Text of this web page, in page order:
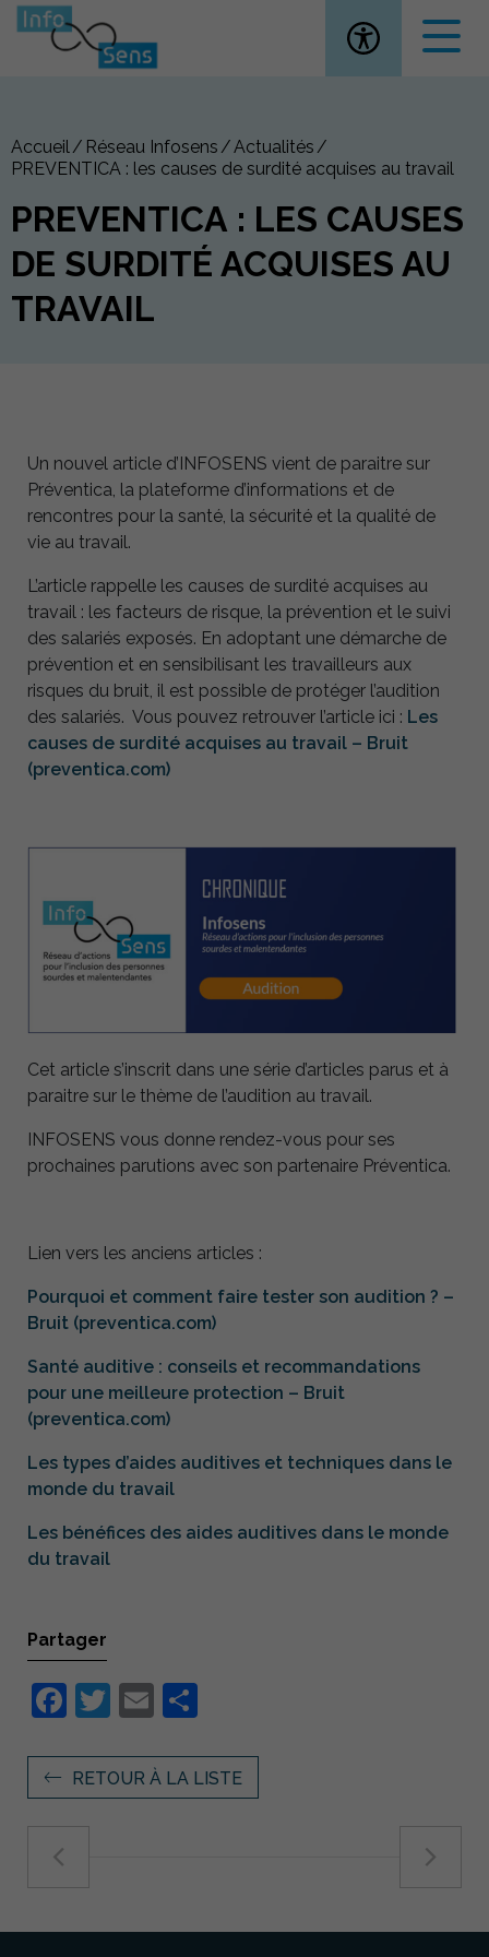
Ouvrir la
Accueil Réseau Infosens
Actualités
PREVENTICA : les causes de surdité acquises au travail
PREVENTICA : LES CAUSES
DE SURDITÉ ACQUISES AU
TRAVAIL
Un nouvel article d’INFOSENS vient de paraitre sur
Préventica, la plateforme d’informations et de
rencontres pour la santé, la sécurité et la qualité de
vie au travail.
L’article rappelle les causes de surdité acquises au
travail : les facteurs de risque, la prévention et le suivi
des salariés exposés. En adoptant une démarche de
prévention et en sensibilisant les travailleurs aux
risques du bruit, il est possible de protéger l’audition
des salariés. Vous pouvez retrouver l’article ici : Les
causes de surdité acquises au travail – Bruit
(preventica.com)
Cet article s’inscrit dans une série d’articles parus et à
paraitre sur le thème de l’audition au travail.
INFOSENS vous donne rendez-vous pour ses
prochaines parutions avec son partenaire Préventica.
Lien vers les anciens articles :
Pourquoi et comment faire tester son audition ? –
Bruit (preventica.com)
Santé auditive : conseils et recommandations
pour une meilleure protection – Bruit
(preventica.com)
Les types d’aides auditives et techniques dans le
monde du travail
Les bénéfices des aides auditives dans le monde
du travail
Partager
Facebook
Twitter
Email
RETOUR À LA LISTE